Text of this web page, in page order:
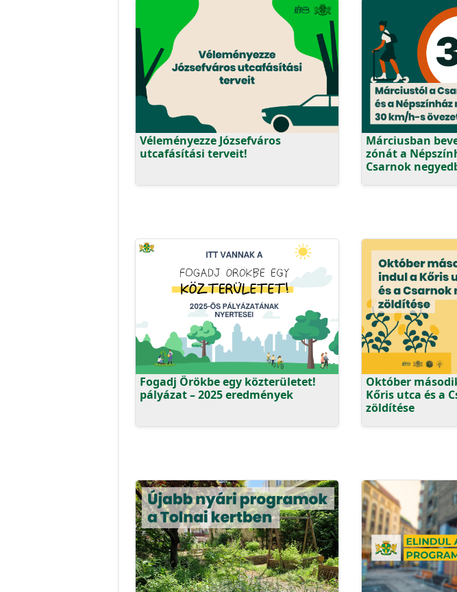
Véleményezze Józsefváros
utcafásítási terveit!
Márciusban
zónát a
Csarnok
Fogadj Örökbe egy közterületet!
pályázat – 2025 eredmények
Október
Kőris utca és a
zöldítése